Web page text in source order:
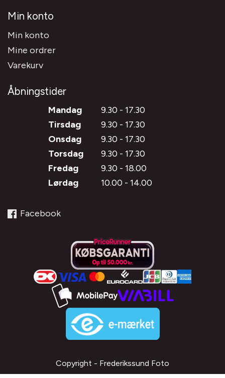
Min konto
Min konto
Mine ordrer
Varekurv
Åbningstider
Mandag
9.30 - 17.30
Tirsdag
9.30 - 17.30
Onsdag
9.30 - 17.30
Torsdag
9.30 - 17.30
Fredag
9.30 - 18.00
Lørdag
10.00 - 14.00
Facebook
Copyright - Frederikssund Foto